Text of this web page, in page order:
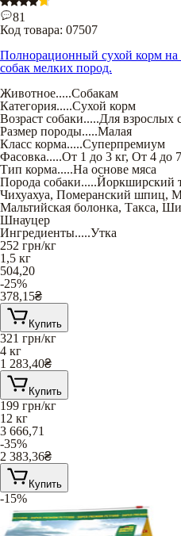
81
Код товара: 07507
Полнорационный сухой корм на
собак мелких пород.
Животное.....Собакам
Категория.....Сухой корм
Возраст собаки.....Для взрослых
Размер породы.....Малая
Класс корма.....Суперпремиум
Фасовка.....От 1 до 3 кг, От 4 до
Тип корма.....На основе мяса
Порода собаки.....Йоркширский
Чихуахуа, Померанский шпиц,
Мальтийская болонка, Такса,
Шнауцер
Ингредиенты.....Утка
252 грн/кг
1,5 кг
504,20
-25%
378,15₴
Купить
321 грн/кг
4 кг
1 283,40₴
Купить
199 грн/кг
12 кг
3 666,71
-35%
2 383,36₴
Купить
-15%